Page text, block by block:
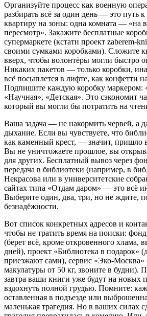
Организуйте процесс как военную
разбирать всё за один день — это путь к
квартиру на зоны: одна комната — «на
пересмотр». Закажите бесплатные
супермаркете (кстати проект zaberem-
своими сумками коробками). Сложите
вверх, чтобы волонтёры могли быстро
Никаких пакетов — только коробки,
всё посыплется в лифте, как конфетти
Подпишите каждую коробку маркером:
«Научная», «Детская». Это сэкономит
который вы могли бы потратить на
Ваша задача — не накормить червей, а
дыхание. Если вы чувствуете, что
как каменный крест, — значит, пришло
Вы не уничтожаете прошлое, вы
для других. Бесплатный вывоз через
передача в библиотеки (например, в
Некрасова или в университетские
сайтах типа «Отдам даром» — это всё
Выберите один, два, три, но не ждите,
безнадёжности.
Вот список конкретных адресов и
чтобы не тратить время на поиски:
(берет всё, кроме откровенного хлама,
дней), проект «Библиотека в подарок»
приезжают сами), сервис «Эко-Москва»
макулатуры от 50 кг, звоните в будни).
завтра ваши книги уже будут на новых
вздохнуть полной грудью. Помните:
оставленная в подъезде или
маленькая трагедия. Но в ваших силах